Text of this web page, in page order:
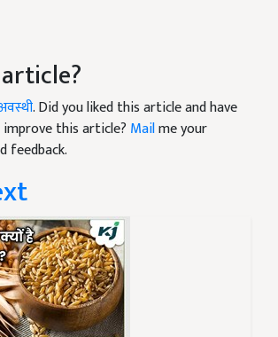
. Did you liked this article and have
this article? Mailme your
feedback.